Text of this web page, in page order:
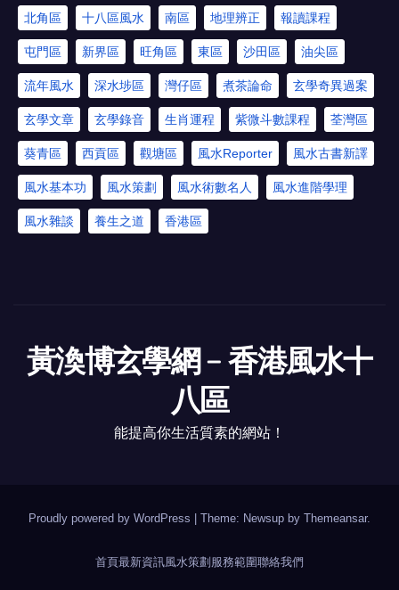
北角區 十八區風水 南區 地理辨正 報讀課程
屯門區 新界區 旺角區 東區 沙田區 油尖區
流年風水 深水埗區 灣仔區 煮茶論命 玄學奇異過案
玄學文章 玄學錄音 生肖運程 紫微斗數課程 荃灣區
葵青區 西貢區 觀塘區 風水Reporter 風水古書新譯
風水基本功 風水策劃 風水術數名人 風水進階學理
風水雜談 養生之道 香港區
黃渙博玄學網﹣香港風水十
八區
能提高你生活質素的網站！
Proudly powered by WordPress Theme: Newsup by Themeansar.
首頁最新資訊風水策劃服務範圍聯絡我們